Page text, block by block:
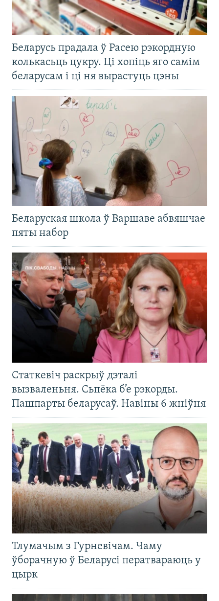
Беларусь прадала ў Расею рэкордную
колькасьць цукру. Ці хопіць яго самім
беларусам і ці ня вырастуць цэны
Беларуская школа ў Варшаве абвяшчае
пяты набор
Статкевіч раскрыў дэталі
вызваленьня. Сьпёка б’е рэкорды.
Пашпарты беларусаў. Навіны 6 жніўня
Тлумачым з Гурневічам. Чаму
ўборачную ў Беларусі ператвараюць у
цырк